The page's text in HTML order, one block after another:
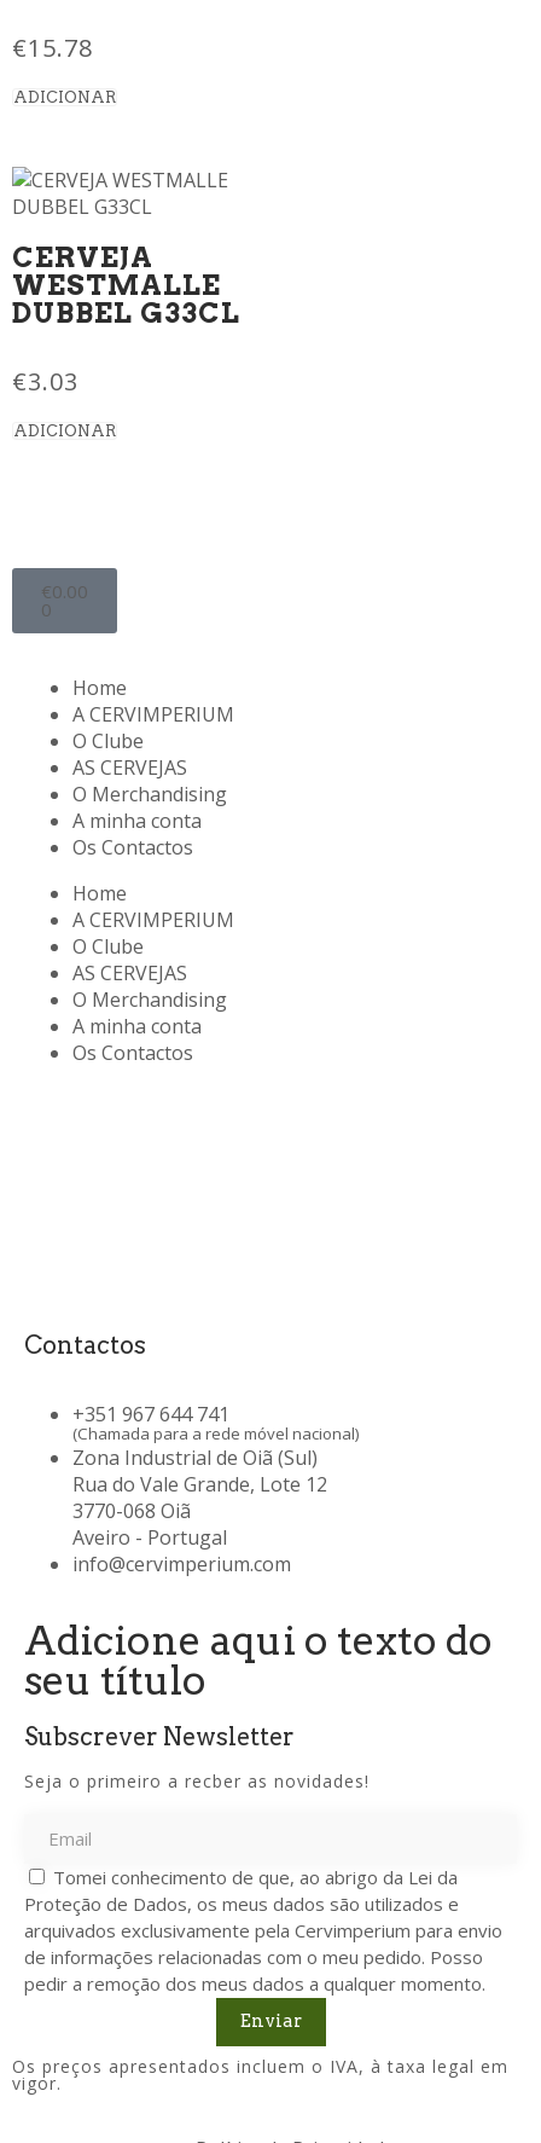
€15.78
ADICIONAR
CERVEJA
WESTMALLE
DUBBEL G33CL
€3.03
ADICIONAR
€0.00
0
Home
A CERVIMPERIUM
O Clube
AS CERVEJAS
O Merchandising
A minha conta
Os Contactos
Home
A CERVIMPERIUM
O Clube
AS CERVEJAS
O Merchandising
A minha conta
Os Contactos
Contactos
+351 967 644 741
(Chamada para a rede móvel nacional)
Zona Industrial de Oiã (Sul)
Rua do Vale Grande, Lote 12
3770-068 Oiã
Aveiro - Portugal
info@cervimperium.com
Adicione aqui o texto do
seu título
Subscrever Newsletter
Seja o primeiro a recber as novidades!
Tomei conhecimento de que, ao abrigo da Lei da
Proteção de Dados, os meus dados são utilizados e
arquivados exclusivamente pela Cervimperium para envio
de informações relacionadas com o meu pedido. Posso
pedir a remoção dos meus dados a qualquer momento.
Enviar
Os preços apresentados incluem o IVA, à taxa legal em
vigor.